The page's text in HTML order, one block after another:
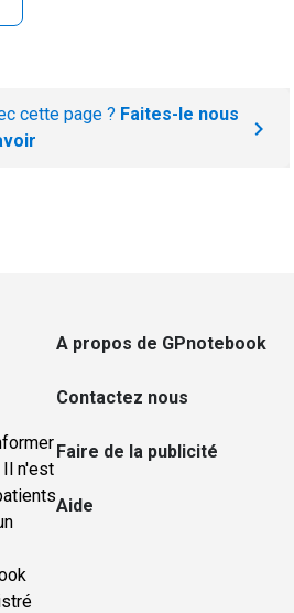
cette page ? Faites-le nous
n'est
A propos de GPnotebook
Contactez nous
Faire de la publicité
Aide